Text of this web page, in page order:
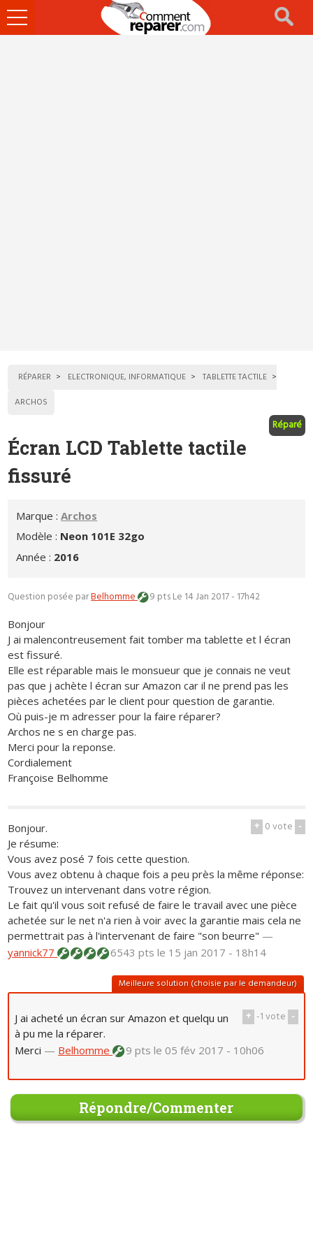
Ouvrir
le
RÉPARER ELECTRONIQUE, INFORMATIQUE
TABLETTE TACTILE
ARCHOS
Réparé
Écran LCD Tablette tactile
fissuré
Marque :Archos
Modèle : Neon 101E 32go
Année : 2016
Question posée parBelhomme 9 ptsLe 14 Jan 2017 - 17h42
Bonjour
J ai malencontreusement fait tomber ma tablette et l écran
est fissuré.
Elle est réparable mais le monsueur que je connais ne veut
pas que j achète l écran sur Amazon car il ne prend pas les
pièces achetées par le client pour question de garantie.
Où puis-je m adresser pour la faire réparer?
Archos ne s en charge pas.
Merci pour la reponse.
Cordialement
Françoise Belhomme
+ 0vote -
Bonjour.
Je résume:
Vous avez posé 7 fois cette question.
Vous avez obtenu à chaque fois a peu près la même réponse:
Trouvez un intervenant dans votre région.
Le fait qu'il vous soit refusé de faire le travail avec une pièce
achetée sur le net n'a rien à voir avec la garantie mais cela ne
permettrait pas à l'intervenant de faire "son beurre" —
yannick77
6543 ptsle 15 jan 2017 - 18h14
Meilleure solution (choisie par le demandeur)
+ -1vote -
J ai acheté un écran sur Amazon et quelqu un
à pu me la réparer.
Merci — Belhomme 9 ptsle 05 fév 2017 - 10h06
Répondre/Commenter